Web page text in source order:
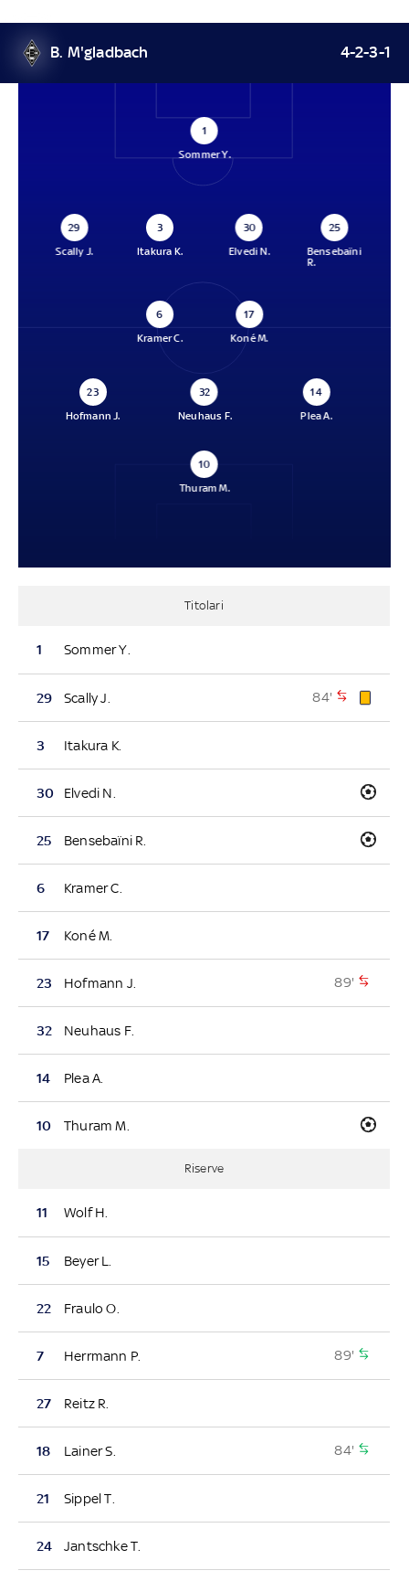
B. M'gladbach 4-2-3-1
1
Sommer Y.
29
Scally J.
3
Itakura K.
30
Elvedi N.
25
Bensebaïni
R.
6
Kramer C.
17
Koné M.
23
Hofmann J.
32
Neuhaus F.
14
Plea A.
10
Thuram M.
Titolari
1 Sommer Y.
29 Scally J. 84'
3 Itakura K.
30 Elvedi N.
25 Bensebaïni R.
6 Kramer C.
17 Koné M.
23 Hofmann J. 89'
32 Neuhaus F.
14 Plea A.
10 Thuram M.
Riserve
11 Wolf H.
15 Beyer L.
22 Fraulo O.
7 Herrmann P. 89'
27 Reitz R.
18 Lainer S. 84'
21 Sippel T.
24 Jantschke T.